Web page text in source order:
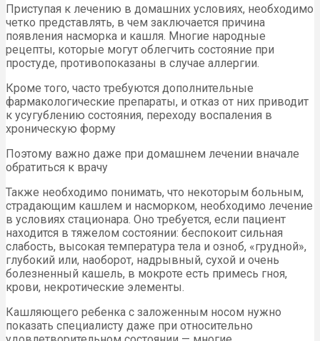
Приступая к лечению в домашних условиях, необходимо
четко представлять, в чем заключается причина
появления насморка и кашля. Многие народные
рецепты, которые могут облегчить состояние при
простуде, противопоказаны в случае аллергии.
Кроме того, часто требуются дополнительные
фармакологические препараты, и отказ от них приводит
к усугублению состояния, переходу воспаления в
хроническую форму
Поэтому важно даже при домашнем лечении вначале
обратиться к врачу
Также необходимо понимать, что некоторым больным,
страдающим кашлем и насморком, необходимо лечение
в условиях стационара. Оно требуется, если пациент
находится в тяжелом состоянии: беспокоит сильная
слабость, высокая температура тела и озноб, «грудной»,
глубокий или, наоборот, надрывный, сухой и очень
болезненный кашель, в мокроте есть примесь гноя,
крови, некротические элементы.
Кашляющего ребенка с заложенным носом нужно
показать специалисту даже при относительно